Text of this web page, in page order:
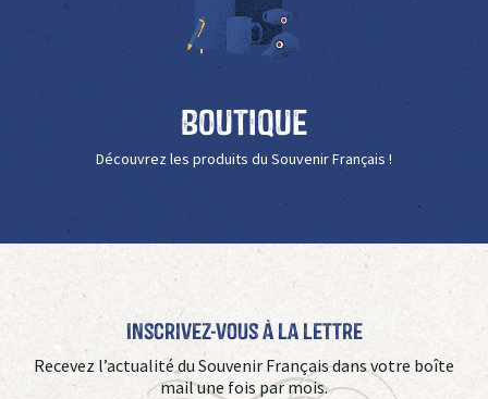
Boutique
Découvrez les produits du Souvenir Français !
Inscrivez-vous à La Lettre
Recevez l’actualité du Souvenir Français dans votre boîte
mail une fois par mois.